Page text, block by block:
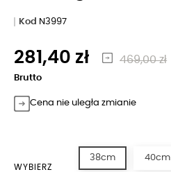
Kod N3997
281,40 zł 469,00 zł
Brutto
Cena nie uległa zmianie
WYBIERZ
38cm 40cm